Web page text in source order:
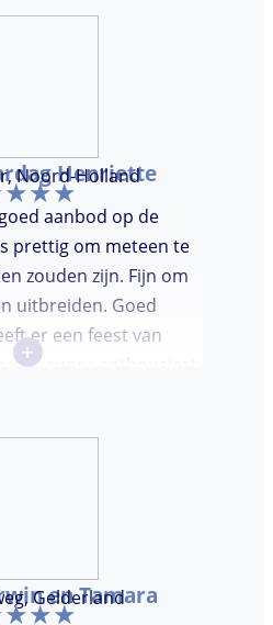
Henriette
Noord-Holland
aanbod op de
prettig om meteen te
zouden zijn. Fijn om
uitbreiden. Goed
er een feest van
was super enthousiast,
Marcel, top gedaan en
+
en Tamara
Gelderland